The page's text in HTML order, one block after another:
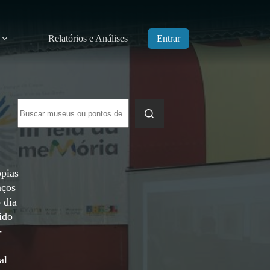
Relatórios e Análises Entrar
resultados
dia